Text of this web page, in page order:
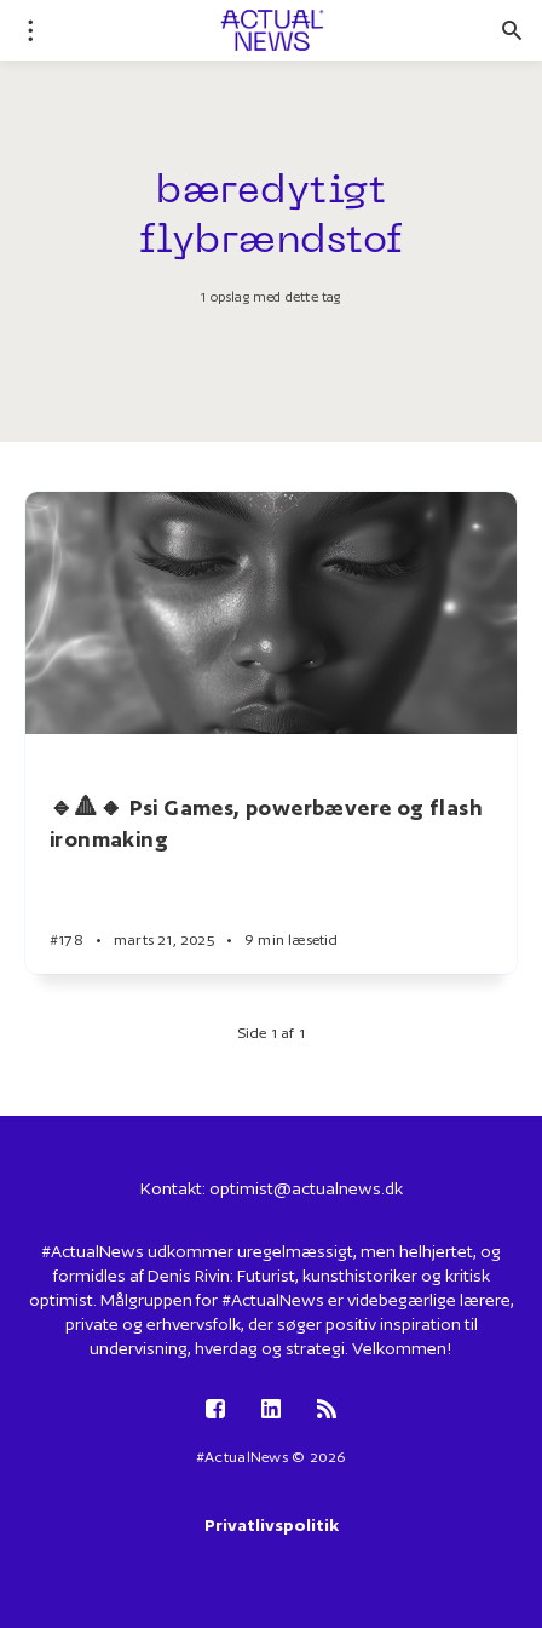
bæredytigt
flybrændstof
1 opslag med dette tag
🔹🔺🔸 Psi Games, powerbævere og flash
ironmaking
#178 • marts 21, 2025 • 9 min læsetid
Side 1 af 1
Kontakt: optimist@actualnews.dk
#ActualNews udkommer uregelmæssigt, men helhjertet, og
formidles af Denis Rivin: Futurist, kunsthistoriker og kritisk
optimist. Målgruppen for #ActualNews er videbegærlige lærere,
private og erhvervsfolk, der søger positiv inspiration til
undervisning, hverdag og strategi. Velkommen!
#ActualNews © 2026
Privatlivspolitik